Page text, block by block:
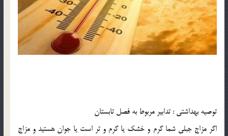
توصیه بهداشتی : تدابیر مربوط به فصل تابستان
اگر مزاج جبلی شما گرم و خشک یا گرم و تر است یا جوان هستید و مزاج